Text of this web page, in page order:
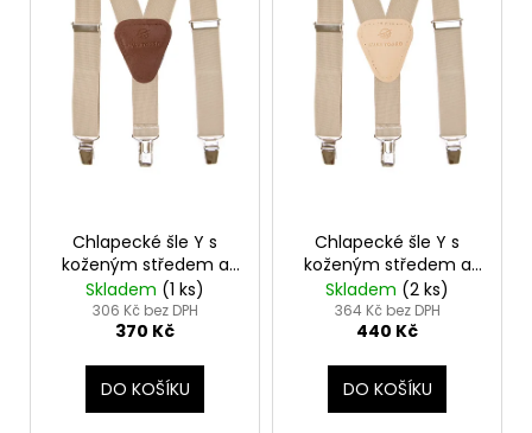
Chlapecké šle Y s
koženým středem a
zapínáním na klipy -
25 mm béžová, tmavě
hnědá kůže 862-1563
Skladem (1 ks)
306 Kč bez DPH
370 Kč
DO KOŠÍKU
Chlapecké šle Y s
koženým středem a
zapínáním na klipy -
25 mm béžová,
béžová kůže 862-1512
Skladem (2 ks)
364 Kč bez DPH
440 Kč
DO KOŠÍKU